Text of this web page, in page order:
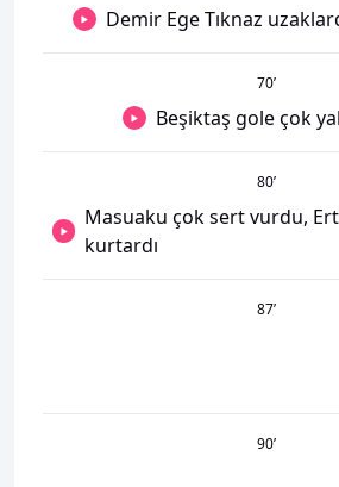
Demir Ege Tıknaz
70’
Beşiktaş gole çok
80’
Masuaku çok sert vurdu,
kurtardı
87’
90’